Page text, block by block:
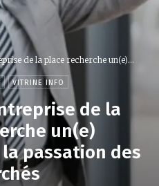
de la place recherche un(e)...
VITRINE INFO
de la
un(e)
passation des